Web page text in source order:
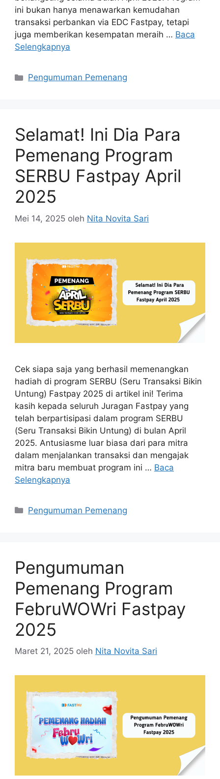
ini bukan hanya menawarkan kemudahan
transaksi perbankan via EDC Fastpay, tetapi
juga memberikan kesempatan meraih … Baca
Selengkapnya
Pengumuman Pemenang
Selamat! Ini Dia Para
Pemenang Program
SERBU Fastpay April
2025
Mei 14, 2025 oleh Nita Novita Sari
Cek siapa saja yang berhasil memenangkan
hadiah di program SERBU (Seru Transaksi Bikin
Untung) Fastpay 2025 di artikel ini! Terima
kasih kepada seluruh Juragan Fastpay yang
telah berpartisipasi dalam program SERBU
(Seru Transaksi Bikin Untung) di bulan April
2025. Antusiasme luar biasa dari para mitra
dalam menjalankan transaksi dan mengajak
mitra baru membuat program ini … Baca
Selengkapnya
Pengumuman Pemenang
Pengumuman
Pemenang Program
FebruWOWri Fastpay
2025
Maret 21, 2025 oleh Nita Novita Sari